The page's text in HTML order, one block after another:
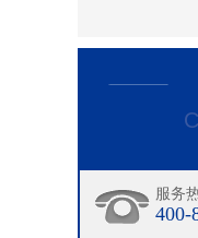
服务
400-